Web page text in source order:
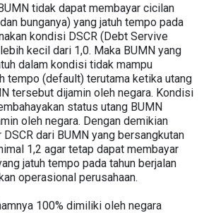
tidak dapat membayar cicilan
bunganya) yang jatuh tempo pada
kondisi DSCR (Debt Servive
kecil dari 1,0. Maka BUMN yang
dalam kondisi tidak mampu
tempo (default) terutama ketika utang
tersebut dijamin oleh negara. Kondisi
status utang BUMN
oleh negara. Dengan demikian
dari BUMN yang bersangkutan
1,2 agar tetap dapat membayar
jatuh tempo pada tahun berjalan
operasional perusahaan.
100% dimiliki oleh negara